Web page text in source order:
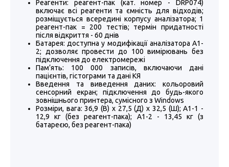
Реагенти: реагент-пак (кат. номер - DRP074)
включає всі реагенти та ємність для відходів;
розміщується всередині корпусу аналізатора; 1
реагент-пак = 200 тестів; термін придатності
після відкриття - 60 днів
Батарея:доступна у модифікації аналізатора A1-
2; дозволяє провести до 100 вимірювань без
підключення до електромережі
Пам’ять: 100 000 записів, включаючи дані
пацієнтів, гістограми та дані КЯ
Введення та виведення даних: кольоровий
сенсорний екран; підключення до будь-якого
зовнішнього принтера, сумісного з Windows
Розміри, вага:36,9 (В) х 27,5 (Д) х 32,5 (Ш); А1-1 -
12,9 кг (без реагент-пака); А1-2 - 13,45 кг (з
батареєю, без реагент-пака)